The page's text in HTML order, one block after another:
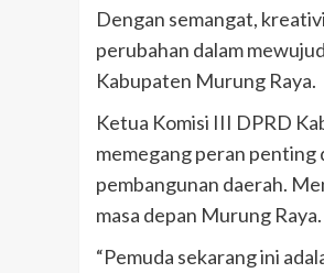
Dengan semangat,
perubahan dalam
Kabupaten Murung Raya.
Ketua Komisi III DPRD
memegang peran penting
pembangunan daerah.
masa depan Murung Raya.
“Pemuda sekarang ini